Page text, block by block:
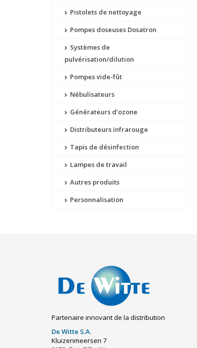
Pistolets de nettoyage
Pompes doseuses Dosatron
Systèmes de
pulvérisation/dilution
Pompes vide-fût
Nébulisateurs
Générateurs d’ozone
Distributeurs infrarouge
Tapis de désinfection
Lampes de travail
Autres produits
Personnalisation
Partenaire innovant de la distribution
De Witte S.A.
Kluizenmeersen 7